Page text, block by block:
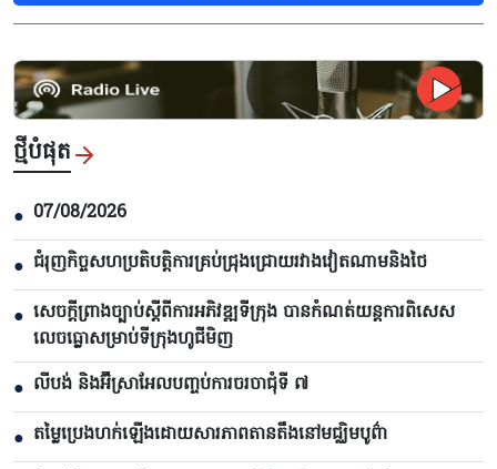
ថ្មីបំផុត
● 07/08/2026
● ជំរុញកិច្ចសហប្រតិបត្តិការគ្រប់ជ្រុងជ្រោយរវាងវៀតណាមនិងថៃ
● សេចក្តីព្រាងច្បាប់ស្តីពីការអភិវឌ្ឍទីក្រុង បាន​កំណត់យន្តការពិសេស
លេចធ្លោសម្រាប់ទីក្រុងហូជីមិញ
● លីបង់ និងអ៊ីស្រាអែលបញ្ចប់ការចរចាជុំទី ៧​
● តម្លៃប្រេងហក់ឡើងដោយសារភាពតានតឹងនៅមជ្ឈិមបូព៌ា